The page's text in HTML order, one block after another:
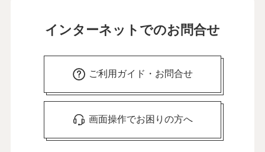
インターネットでのお問合せ
ご利用ガイド・お問合せ
画面操作でお困りの方へ